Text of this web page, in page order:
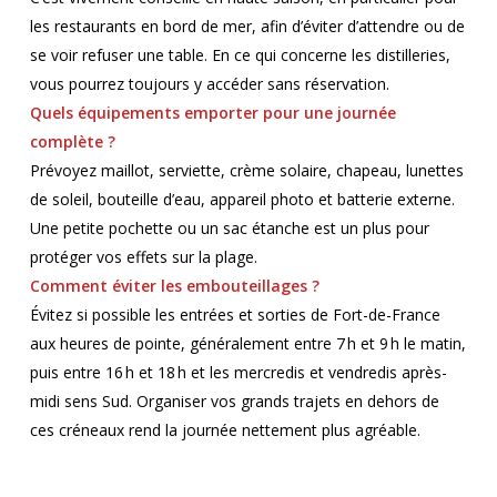
les restaurants en bord de mer, afin d’éviter d’attendre ou de
se voir refuser une table. En ce qui concerne les distilleries,
vous pourrez toujours y accéder sans réservation.
Quels équipements emporter pour une journée
complète ?
Prévoyez maillot, serviette, crème solaire, chapeau, lunettes
de soleil, bouteille d’eau, appareil photo et batterie externe.
Une petite pochette ou un sac étanche est un plus pour
protéger vos effets sur la plage.
Comment éviter les embouteillages ?
Évitez si possible les entrées et sorties de Fort-de-France
aux heures de pointe, généralement entre 7 h et 9 h le matin,
puis entre 16 h et 18 h et les mercredis et vendredis après-
midi sens Sud. Organiser vos grands trajets en dehors de
ces créneaux rend la journée nettement plus agréable.